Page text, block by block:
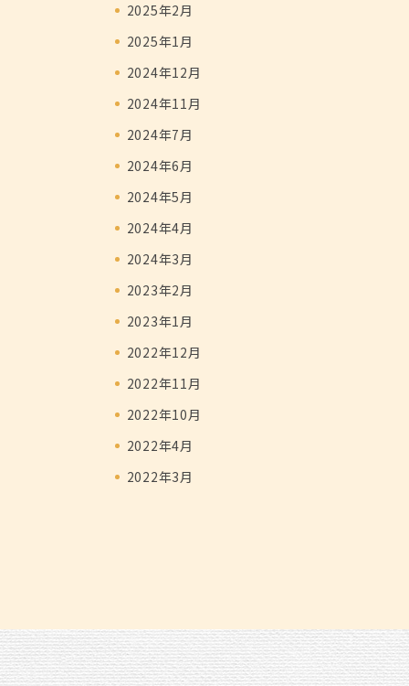
2025年2月
2025年1月
2024年12月
2024年11月
2024年7月
2024年6月
2024年5月
2024年4月
2024年3月
2023年2月
2023年1月
2022年12月
2022年11月
2022年10月
2022年4月
2022年3月